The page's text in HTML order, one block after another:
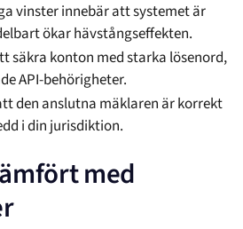
vinster innebär att systemet är
ökar hävstångseffekten.
säkra konton med starka lösenord,
API-behörigheter.
den anslutna mäklaren är korrekt
i din jurisdiktion.
med